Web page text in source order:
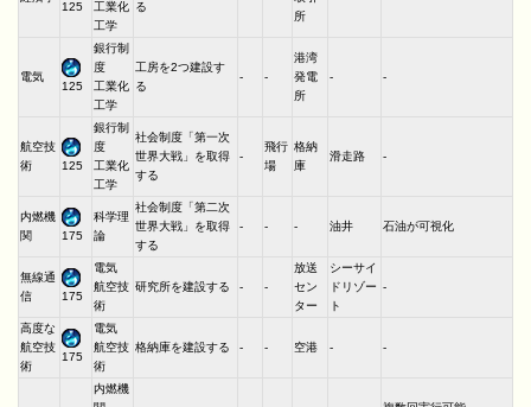
125
工業化
工学
る
所
電気
125
銀行制
度
工業化
工学
工房を2つ建設す
る
- -
港湾
発電
所
- -
航空技
術
125
銀行制
度
工業化
工学
社会制度「第一次
世界大戦」を取得
する
-
飛行
場
格納
庫
滑走路 -
内燃機
関
175
科学理
論
社会制度「第二次
世界大戦」を取得
する
- - - 油井 石油が可視化
無線通
信
175
電気
航空技
術
研究所を建設する - -
放送
セン
ター
シーサイ
ドリゾー
ト
-
高度な
航空技
術
175
電気
航空技
術
格納庫を建設する - - 空港 - -
内燃機